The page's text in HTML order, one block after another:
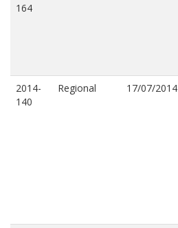
164
2014-
140
Regional 17/07/2014